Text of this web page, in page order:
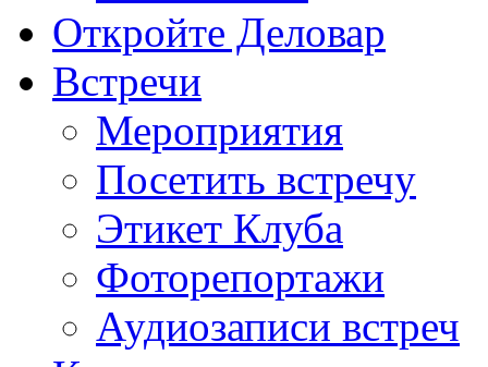
Откройте Деловар
Встречи
Мероприятия
Посетить встречу
Этикет Клуба
Фоторепортажи
Аудиозаписи встреч